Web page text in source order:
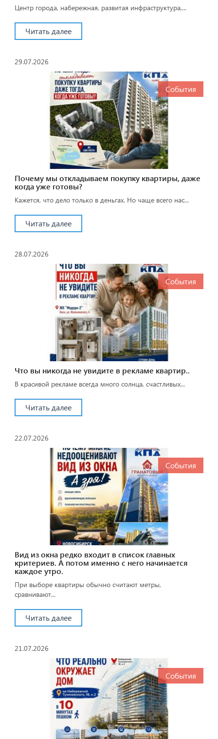
Центр города, набережная, развитая инфраструктура,...
Читать далее
29.07.2026
События
Почему мы откладываем покупку квартиры, даже
когда уже готовы?
Кажется, что дело только в деньгах. Но чаще всего нас...
Читать далее
28.07.2026
События
Что вы никогда не увидите в рекламе квартир..
В красивой рекламе всегда много солнца, счастливых...
Читать далее
22.07.2026
События
Вид из окна редко входит в список главных
критериев. А потом именно с него начинается
каждое утро.
При выборе квартиры обычно считают метры,
сравнивают...
Читать далее
21.07.2026
События